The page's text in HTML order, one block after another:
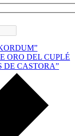
ORO DEL CUPLÉ
DE CASTORA”